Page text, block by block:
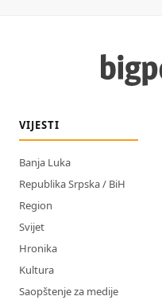
VIJESTI
Banja Luka
Republika Srpska / BiH
Region
Svijet
Hronika
Kultura
Saopštenje za medije